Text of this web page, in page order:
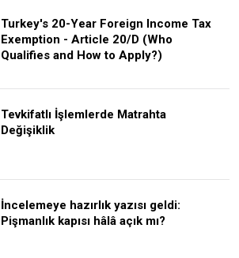
Turkey's 20-Year Foreign Income Tax
Exemption - Article 20/D (Who
Qualifies and How to Apply?)
Tevkifatlı İşlemlerde Matrahta
Değişiklik
İncelemeye hazırlık yazısı geldi:
Pişmanlık kapısı hâlâ açık mı?